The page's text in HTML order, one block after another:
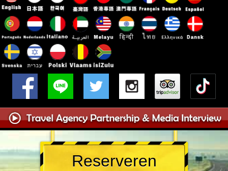
Reserveren